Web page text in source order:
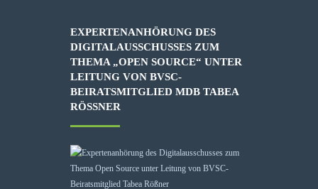
EXPERTENANHÖRUNG DES
DIGITALAUSSCHUSSES ZUM
THEMA „OPEN SOURCE“ UNTER
LEITUNG VON BVSC-
BEIRATSMITGLIED MDB TABEA
RÖSSNER